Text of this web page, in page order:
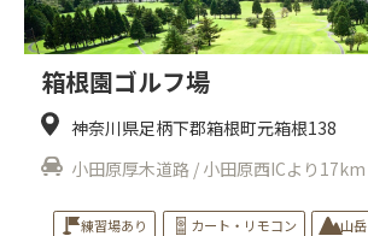
箱根園ゴルフ場
神奈川県足柄下郡箱根町元箱根138
小田原厚木道路 / 小田原西ICより17km
練習場あり カート・リモコン
山岳